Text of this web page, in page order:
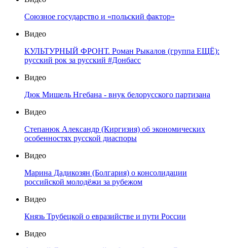
Союзное государство и «польский фактор»
Видео
КУЛЬТУРНЫЙ ФРОНТ. Роман Рыкалов (группа ЕЩЁ):
русский рок за русский #Донбасс
Видео
Дюк Мишель Нгебана - внук белорусского партизана
Видео
Степанюк Александр (Киргизия) об экономических
особенностях русской диаспоры
Видео
Марина Дадикозян (Болгария) о консолидации
российской молодёжи за рубежом
Видео
Князь Трубецкой о евразийстве и пути России
Видео